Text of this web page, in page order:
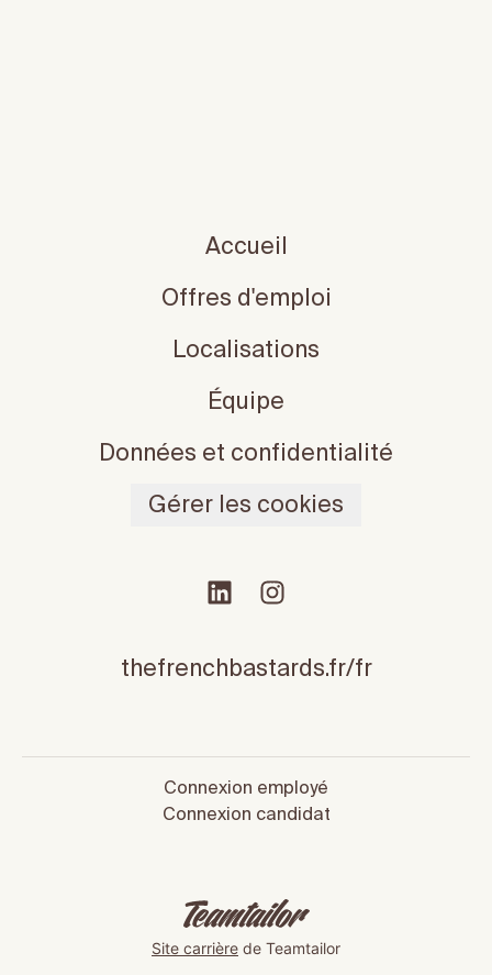
Accueil
Offres d'emploi
Localisations
Équipe
Données et confidentialité
Gérer les cookies
thefrenchbastards.fr/fr
Connexion employé
Connexion candidat
Site carrière de Teamtailor